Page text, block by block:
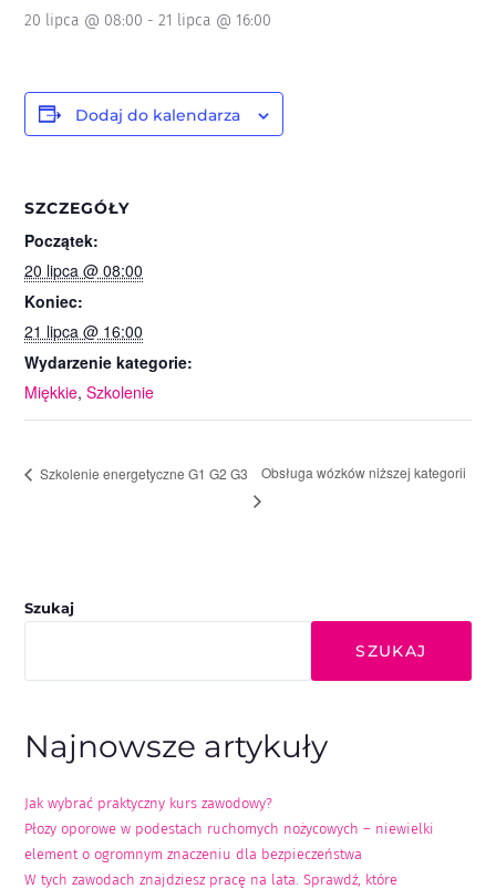
20 lipca @ 08:00 -21 lipca @ 16:00
Dodaj do kalendarza
SZCZEGÓŁY
Początek:
20 lipca @ 08:00
Koniec:
21 lipca @ 16:00
Wydarzenie kategorie:
Miękkie,Szkolenie
Szkolenie energetyczne G1 G2 G3 Obsługa wózków niższej kategorii
Szukaj
SZUKAJ
Najnowsze artykuły
Jak wybrać praktyczny kurs zawodowy?
Płozy oporowe w podestach ruchomych nożycowych – niewielki
element o ogromnym znaczeniu dla bezpieczeństwa
W tych zawodach znajdziesz pracę na lata. Sprawdź, które